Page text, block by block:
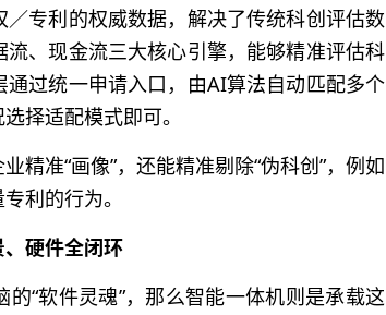
专利的权威数据，解决了传统科创评估数
、现金流三大核心引擎，能够精准评估科
过统一申请入口，由AI算法自动匹配多个
择适配模式即可。
精准“画像”，还能精准剔除“伪科创”，例如
利的行为。
硬件全闭环
“软件灵魂”，那么智能一体机则是承载这